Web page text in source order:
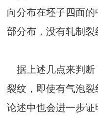
向分布在坯子四面
部分布，没有轧制裂
据上述几点来判断
裂纹，即使有气泡
论述中也会进一步证